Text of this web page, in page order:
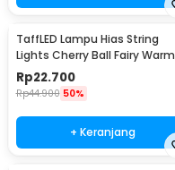
TaffLED Lampu Hias String
Lights Cherry Ball Fairy Warm
White 5M - LY20W
Rp22.700
Rp44.900 50%
+ Keranjang